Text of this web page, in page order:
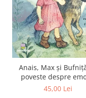
Anais, Max și
poveste despre
curaj și prietenie
45,00 Lei